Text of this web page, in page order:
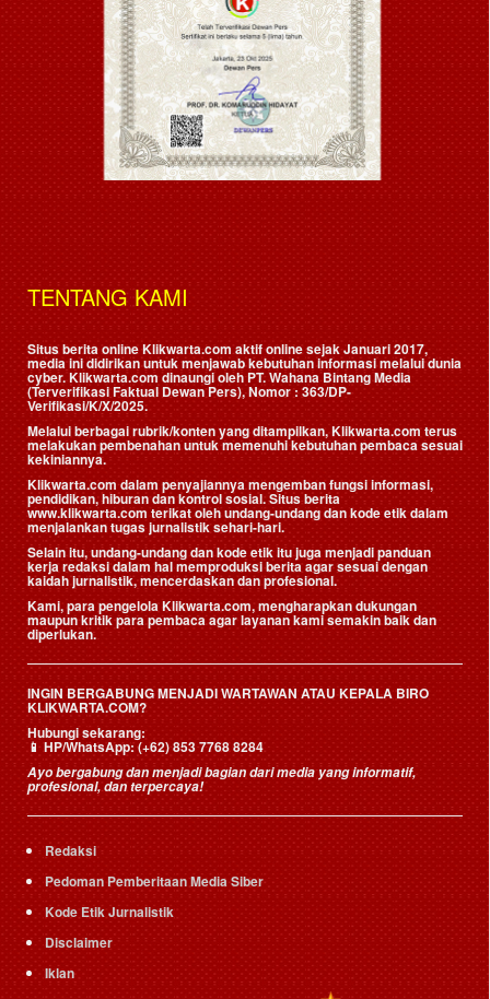
TENTANG KAMI
Situs berita online Klikwarta.com aktif online sejak Januari 2017,
media ini didirikan untuk menjawab kebutuhan informasi melalui dunia
cyber. Klikwarta.com dinaungi oleh PT. Wahana Bintang Media
(Terverifikasi Faktual Dewan Pers), Nomor : 363/DP-
Verifikasi/K/X/2025.
Melalui berbagai rubrik/konten yang ditampilkan, Klikwarta.com terus
melakukan pembenahan untuk memenuhi kebutuhan pembaca sesuai
kekiniannya.
Klikwarta.com dalam penyajiannya mengemban fungsi informasi,
pendidikan, hiburan dan kontrol sosial. Situs berita
www.klikwarta.com terikat oleh undang-undang dan kode etik dalam
menjalankan tugas jurnalistik sehari-hari.
Selain itu, undang-undang dan kode etik itu juga menjadi panduan
kerja redaksi dalam hal memproduksi berita agar sesuai dengan
kaidah jurnalistik, mencerdaskan dan profesional.
Kami, para pengelola Klikwarta.com, mengharapkan dukungan
maupun kritik para pembaca agar layanan kami semakin baik dan
diperlukan.
INGIN BERGABUNG MENJADI WARTAWAN ATAU KEPALA BIRO
KLIKWARTA.COM?
Hubungi sekarang:
📱HP/WhatsApp:(+62) 853 7768 8284
Ayo bergabung dan menjadi bagian dari media yang informatif,
profesional, dan terpercaya!
Redaksi
Pedoman Pemberitaan Media Siber
Kode Etik Jurnalistik
Disclaimer
Iklan